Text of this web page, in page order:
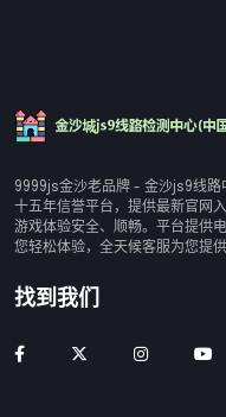
9999js金沙老品牌 - 金沙js9线
十五年信誉平台，提供最新官网
游戏体验安全、顺畅。平台提供
您轻松体验，全天候客服为您提供
找到我们